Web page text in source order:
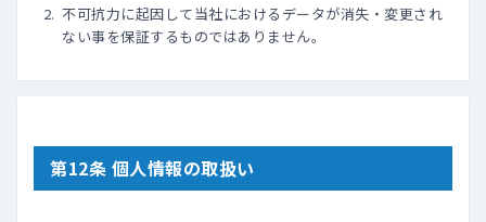
不可抗力に起因して当社におけるデータが消失・変更され
ない事を保証するものではありません。
第12条 個人情報の取扱い